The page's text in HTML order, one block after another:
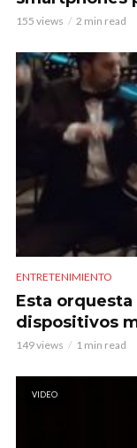
155 views 2 min read
ENTRETENIMIENTO
Esta orquesta
dispositivos
149 views 1 min read
VIDEO